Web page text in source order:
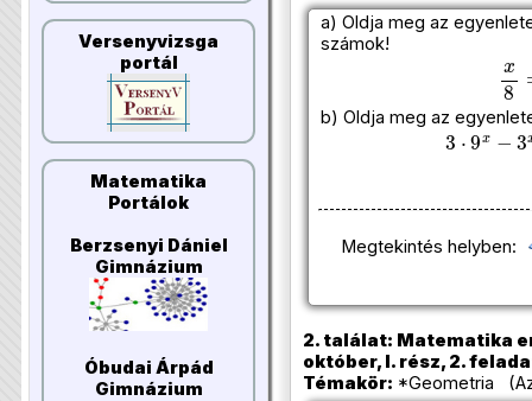
Versenyvizsga
portál
Matematika
Portálok
Berzsenyi Dániel
Gimnázium
Óbudai Árpád
Gimnázium
a) Oldja meg az
számok!
x8
b) Oldja meg az3⋅9x−3x
Megtekintés helyben:
2. találat: Matematika
október, I. rész, 2.
Témakör: *Geometria